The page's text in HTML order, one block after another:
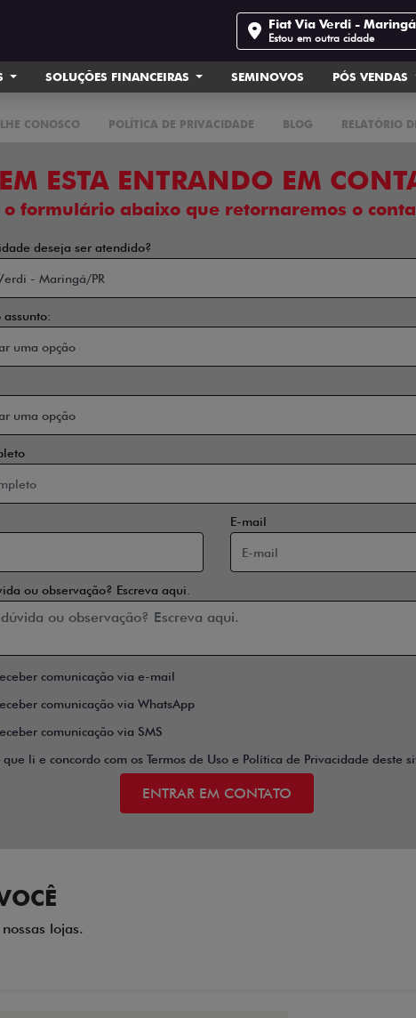
Fiat Via Verdi -
Estou em outra cidade
SOLUÇÕES FINANCEIRAS SEMINOVOS PÓS VENDAS
CONOSCO POLÍTICA DE PRIVACIDADE BLOG RELATÓRIO
ESTA ENTRANDO EM
o formulário abaixo que retornaremos o
deseja ser atendido?
assunto:
E-mail
ou observação? Escreva aqui.
comunicação via e-mail
comunicação via WhatsApp
comunicação via SMS
que li e concordo com os Termos de Uso e Política de Privacidade deste
ENTRAR EM CONTATO
lojas.